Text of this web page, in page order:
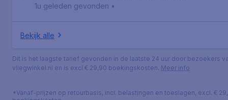
1u geleden gevonden •
Bekijk alle
Dit is het laagste tarief gevonden in de laatste 24 uur door bezoekers
vliegwinkel.nl en is excl € 29,90 boekingskosten. Meer info
*Vanaf-prijzen op retourbasis, incl. belastingen en toeslagen, excl. €